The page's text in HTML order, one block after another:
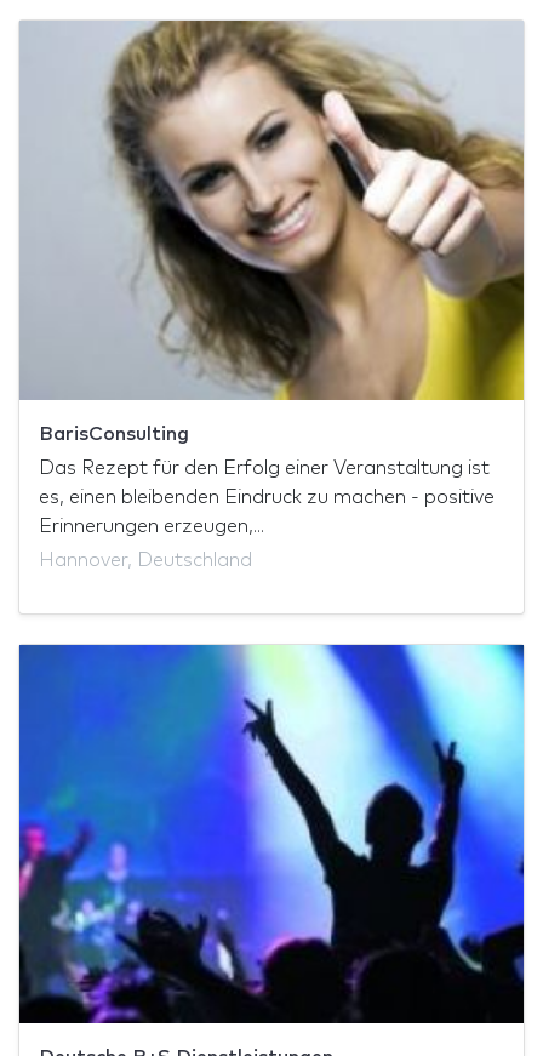
BarisConsulting
Das Rezept für den Erfolg einer Veranstaltung ist
es, einen bleibenden Eindruck zu machen - positive
Erinnerungen erzeugen,...
Hannover, Deutschland